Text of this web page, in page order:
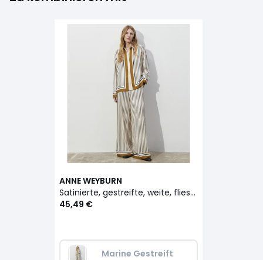
ANNE WEYBURN
Satinierte, gestreifte, weite, fliessende Hose
45,49 €
Marine Gestreift